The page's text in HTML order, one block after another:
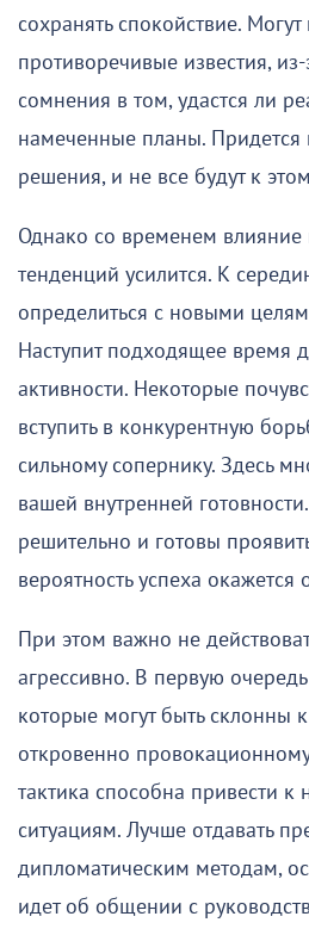
сохранять спокойствие. Могут
противоречивые известия,
сомнения в том, удастся ли
намеченные планы. Придется
решения, и не все будут к
Однако со временем влияние
тенденций усилится. К
определиться с новыми
Наступит подходящее время
активности. Некоторые
вступить в конкурентную
сильному сопернику. Здесь
вашей внутренней
решительно и готовы
вероятность успеха окажется
При этом важно не
агрессивно. В первую
которые могут быть склонны
откровенно
тактика способна привести
ситуациям. Лучше отдавать
дипломатическим методам,
идет об общении с